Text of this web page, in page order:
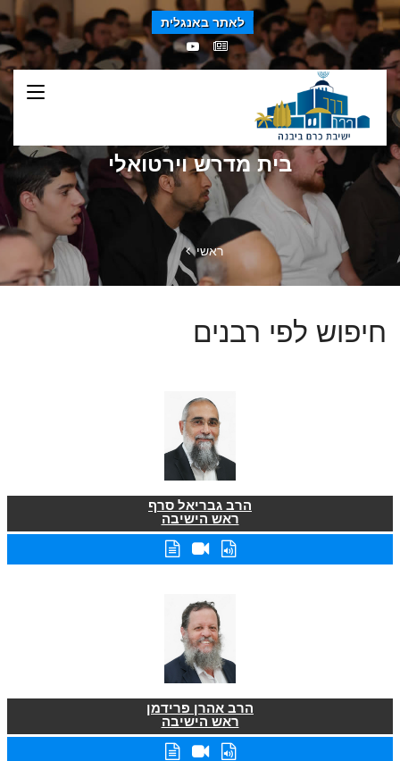
לאתר באנגלית
בית מדרש וירטואלי
ראשי
חיפוש לפי רבנים
הרב גבריאל סרף
ראש הישיבה
הרב אהרן פרידמן
ראש הישיבה